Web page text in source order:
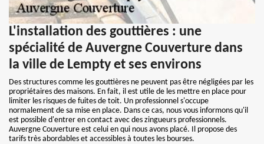
L'installation des gouttières : une
spécialité de Auvergne Couverture dans
la ville de Lempty et ses environs
Des structures comme les gouttières ne peuvent pas être négligées par les
propriétaires des maisons. En fait, il est utile de les mettre en place pour
limiter les risques de fuites de toit. Un professionnel s'occupe
normalement de sa mise en place. Dans ce cas, nous vous informons qu'il
est possible d'entrer en contact avec des zingueurs professionnels.
Auvergne Couverture est celui en qui nous avons placé. Il propose des
tarifs très abordables et accessibles à toutes les bourses.